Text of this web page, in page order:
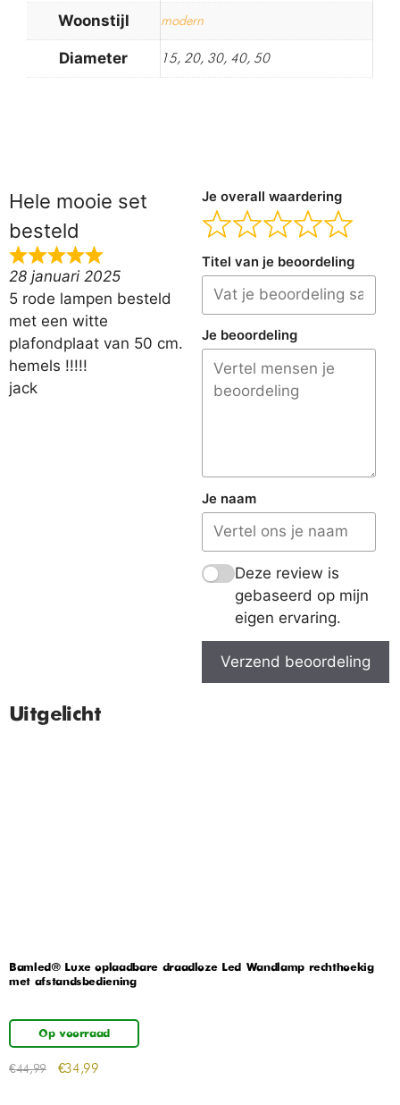
Woonstijl modern
Diameter 15, 20, 30, 40, 50
Hele mooie set
besteld
28 januari 2025
5 rode lampen besteld
met een witte
plafondplaat van 50 cm.
hemels !!!!!
jack
Je overall waardering
Titel van je beoordeling
Je beoordeling
Je naam
Deze review is
gebaseerd op mijn
eigen ervaring.
Verzend beoordeling
Uitgelicht
Bamled® Luxe oplaadbare draadloze Led Wandlamp rechthoekig
met afstandsbediening
Op voorraad
€44,99 €34,99